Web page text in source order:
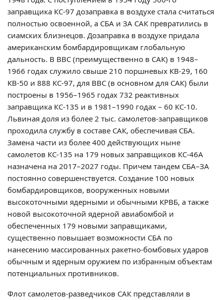
заправщика КС-97 дозаправка в воздухе стала считаться
полностью освоенной, а СБА и ЗА САК превратились в
сиамских близнецов. Дозаправка в воздухе придала
американским бомбардировщикам глобальную
дальность. В ВВС (преимущественно в САК) в 1948–
1966 годах служило свыше 210 поршневых КВ-29, 160
КВ-50 и 888 КС-97, для ВВС (в основном для САК) были
построены в 1956–1965 годах 732 реактивных
заправщика КС-135 и в 1981–1990 годах – 60 КС-10.
Львиная доля из более 2 тыс. самолетов-заправщиков
проходила службу в составе САК, обеспечивая СБА.
Замена части из более 400 действующих ныне
самолетов КС-135 на 179 новых заправщиков КС-46А
назначена на 2017–2027 годы. Причем тандем СБА–ЗА
постоянно совершенствуется. Создание 100 новых
бомбардировщиков, вооруженных новыми
высокоточными ядерными и обычными КРВБ, а также
новой высокоточной ядерной авиабомбой и
обеспеченных 179 новыми заправщиками,
существенно повышает возможности СБА по
нанесению массированных ракетно-бомбовых ударов
обычным и ядерным оружием по избранным объектам
потенциальных противников.
Флот самолетов-разведчиков САК представляли в